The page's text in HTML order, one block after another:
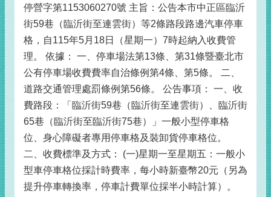
停營字第1153060270號 主旨：公告本市中正區臨沂
街59巷（臨沂街至連雲街）等2條路段路邊汽車停車
格，自115年5月18日（星期一）7時起納入收費管
理。 依據： 一、停車場法第13條、第31條暨臺北市
公有停車場收費費率自治條例第4條、第5條。 二、
道路交通管理處罰條例第56條。 公告事項： 一、收
費路段：「臨沂街59巷（臨沂街至連雲街）、臨沂街
65巷（臨沂街至臨沂街75巷）」一般小型停車格
位、身心障礙者專用停車格及裝卸貨停車格位。
二、收費標準及方式： (一)星期一至星期五：一般小
型車停車格位採計時費率，每小時新臺幣20元（另為
提升停車轉換率，停車計費單位採半小時計算）。